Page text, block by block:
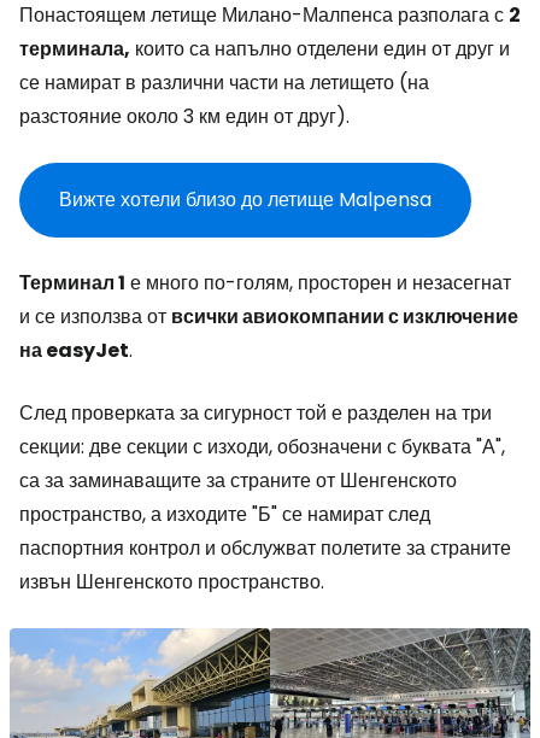
Понастоящем летище Милано-Малпенса разполага с 2
терминала, които са напълно отделени един от друг и
се намират в различни части на летището (на
разстояние около 3 км един от друг).
Вижте хотели близо до летище Malpensa
Терминал 1 е много по-голям, просторен и незасегнат
и се използва от всички авиокомпании с изключение
на easyJet.
След проверката за сигурност той е разделен на три
секции: две секции с изходи, обозначени с буквата "А",
са за заминаващите за страните от Шенгенското
пространство, а изходите "Б" се намират след
паспортния контрол и обслужват полетите за страните
извън Шенгенското пространство.